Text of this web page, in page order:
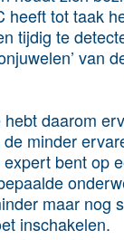
heeft tot taak
tijdig te
van
daarom
minder
bent op
maar nog
inschakelen.